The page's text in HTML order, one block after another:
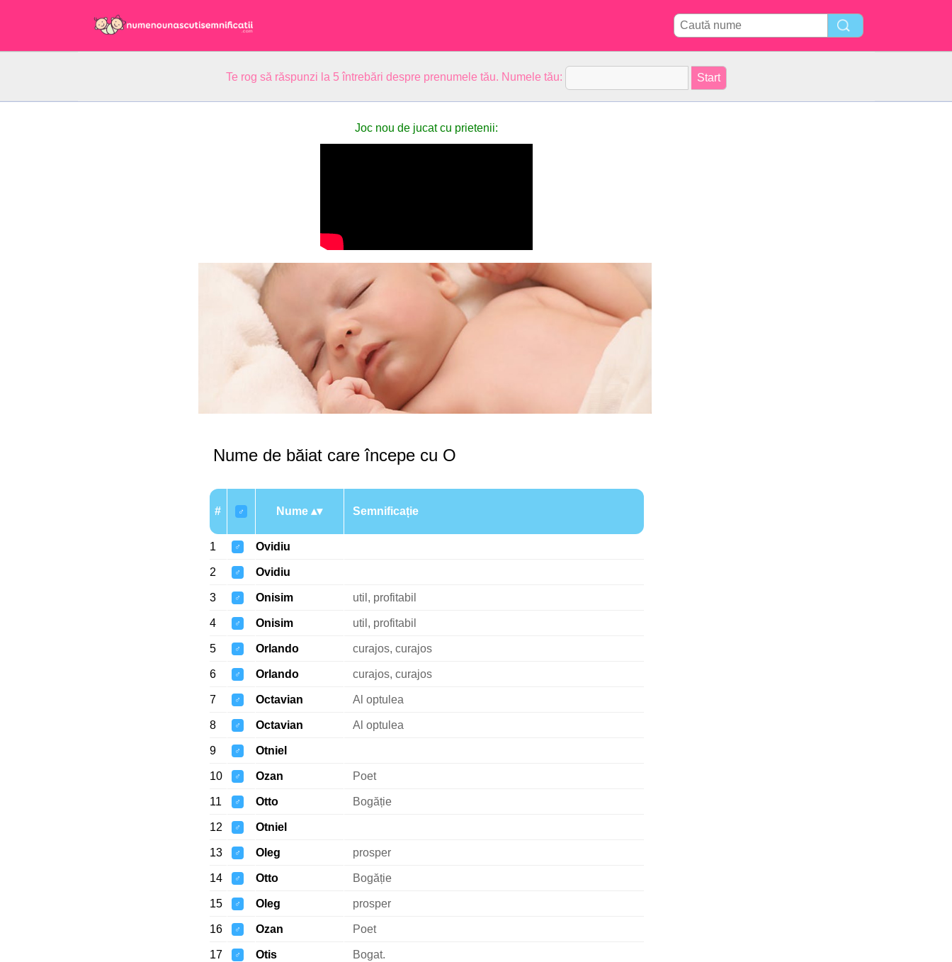
Te rog să răspunzi la 5 întrebări despre prenumele tău. Numele tău:
Joc nou de jucat cu prietenii:
Nume de băiat care începe cu O
# ♂ Nume Semnificație
1 ♂ Ovidiu
2 ♂ Ovidiu
3 ♂ Onisim util, profitabil
4 ♂ Onisim util, profitabil
5 ♂ Orlando curajos, curajos
6 ♂ Orlando curajos, curajos
7 ♂ Octavian Al optulea
8 ♂ Octavian Al optulea
9 ♂ Otniel
10 ♂ Ozan Poet
11 ♂ Otto Bogăție
12 ♂ Otniel
13 ♂ Oleg prosper
14 ♂ Otto Bogăție
15 ♂ Oleg prosper
16 ♂ Ozan Poet
17 ♂ Otis Bogat.